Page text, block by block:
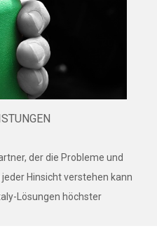
der die Probleme und
Hinsicht verstehen kann
Lösungen höchster